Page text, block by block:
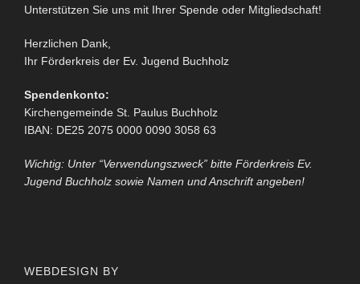
Unterstützen Sie uns mit Ihrer Spende oder Mitgliedschaft!
Herzlichen Dank,
Ihr Förderkreis der Ev. Jugend Buchholz
Spendenkonto:
Kirchengemeinde St. Paulus Buchholz
IBAN: DE25 2075 0000 0090 3058 63
Wichtig: Unter “Verwendungszweck” bitte Förderkreis Ev.
Jugend Buchholz sowie Namen und Anschrift angeben!
WEBDESIGN BY